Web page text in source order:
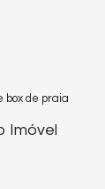
box de praia
Imóvel